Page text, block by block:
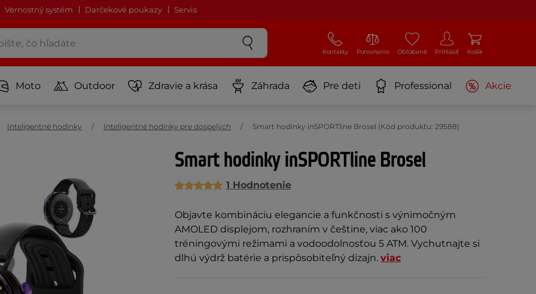
Vernostný systém Darčekové poukazy Servis
Kontakty Porovnanie Obľúbené Prihlásiť Košík
Moto Outdoor Zdravie a krása Záhrada Pre deti Professional Akcie
Inteligentné hodinky Inteligentné hodinky pre dospelých Smart hodinky inSPORTline Brosel (Kód produktu: 29588)
Smart hodinky inSPORTline Brosel
1 Hodnotenie
Objavte kombináciu elegancie a funkčnosti s výnimočným
AMOLED displejom, rozhraním v češtine, viac ako 100
tréningovými režimami a vodoodolnosťou 5 ATM. Vychutnajte si
dlhú výdrž batérie a prispôsobiteľný dizajn. viac